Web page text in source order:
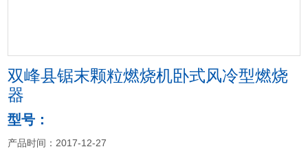
双峰县锯末颗粒燃烧机卧式风冷型燃烧
器
型号：
产品时间：2017-12-27